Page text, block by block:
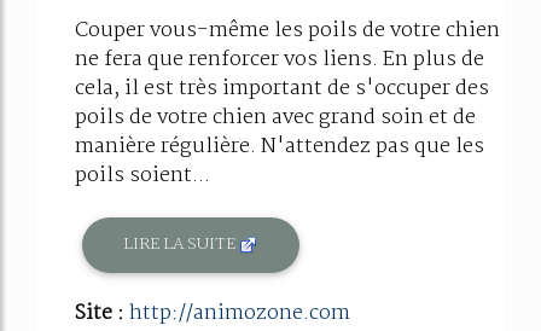
Couper vous-même les poils de votre chien
ne fera que renforcer vos liens. En plus de
cela, il est très important de s'occuper des
poils de votre chien avec grand soin et de
manière régulière. N'attendez pas que les
poils soient...
LIRE LA SUITE
Site : http://animozone.com